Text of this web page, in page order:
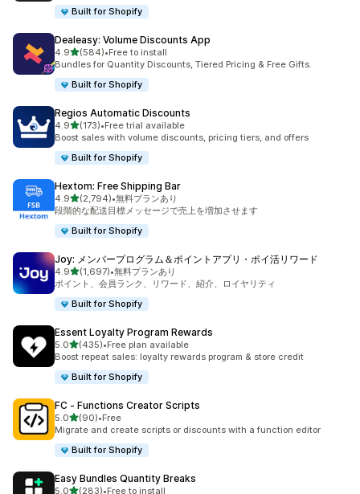
Built for Shopify
Dealeasy: Volume Discounts App
4.95つ星中
(584)
合計レビュー数：584件
•Free to install
Bundles for Quantity Discounts, Tiered Pricing & Free Gifts.
Built for Shopify
Regios Automatic Discounts
4.95つ星中
(173)
合計レビュー数：173件
•Free trial available
Boost sales with volume discounts, pricing tiers, and offers
Built for Shopify
Hextom: Free Shipping Bar
4.95つ星中
(2,794)
合計レビュー数：2794件
•無料プランあり
段階的な配送目標メッセージで売上を増加させます
Built for Shopify
Joy: メンバープログラム＆ポイントアプリ・ポイ活リワード
4.95つ星中
(1,697)
合計レビュー数：1697件
•無料プランあり
ポイント、会員ランク、リワード、紹介、ロイヤリティ
Built for Shopify
Essent Loyalty Program Rewards
5.05つ星中
(435)
合計レビュー数：435件
•Free plan available
Boost repeat sales: loyalty rewards program & store credit
Built for Shopify
FC ‑ Functions Creator Scripts
5.05つ星中
(90)
合計レビュー数：90件
•Free
Migrate and create scripts or discounts with a function editor
Built for Shopify
Easy Bundles Quantity Breaks
5.05つ星中
(283)•Free to install